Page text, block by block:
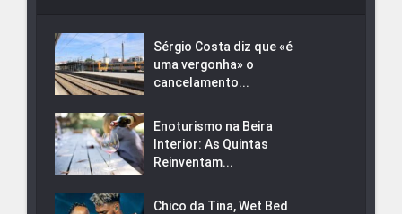
Sérgio Costa diz que «é
uma vergonha» o
cancelamento...
Enoturismo na Beira
Interior: As Quintas
Reinventam...
Chico da Tina, Wet Bed